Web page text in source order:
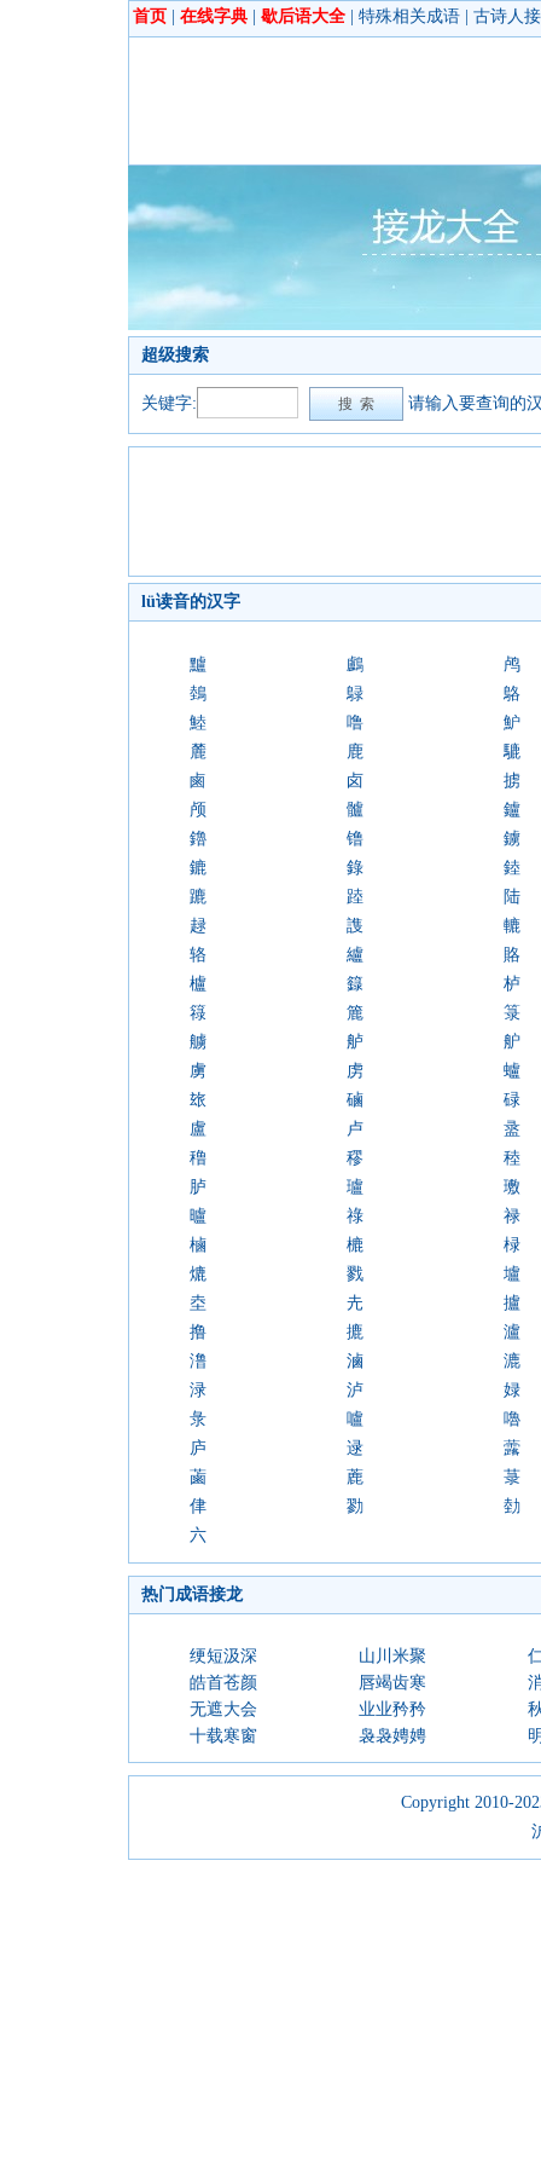
首页 在线字典 歇后语大全 特殊相关成语 古诗人
超级搜索
关键字: 请输入要查询的
lü读音的汉字
黸 鸕
鸬
鵱
鵦
鴼
鯥
噜
魲
麓
鹿
騼
鹵
卤
掳
颅
髗
鑪
鑥
镥
鐪
鏕
錄
錴
蹗
踛
陆
趢
謢
轆
辂
纑
賂
櫨
籙
栌
簶
簏
箓
艣
舻
舮
虜
虏
蠦
玈
磠
碌
盧
卢
盝
穞
穋
稑
胪
瓐
璷
曥
祿
禄
樐
樚
椂
熝
戮
壚
坴
圥
攎
撸
摝
瀘
澛
滷
漉
渌
泸
娽
彔
嚧
嚕
庐
逯
虂
蓾
蔍
菉
侓
勠
勎
六
热门成语接龙
绠短汲深 山川米聚
皓首苍颜
唇竭齿寒
无遮大会
业业矜矜
十载寒窗
袅袅娉娉
Copyright 2010-